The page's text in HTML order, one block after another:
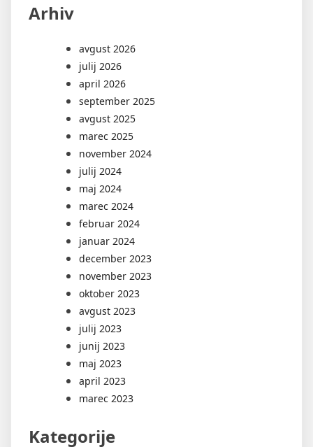
Arhiv
avgust 2026
julij 2026
april 2026
september 2025
avgust 2025
marec 2025
november 2024
julij 2024
maj 2024
marec 2024
februar 2024
januar 2024
december 2023
november 2023
oktober 2023
avgust 2023
julij 2023
junij 2023
maj 2023
april 2023
marec 2023
Kategorije